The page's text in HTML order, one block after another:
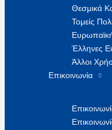
Θεσμικά
Τομείς
Έλληνες
Άλλοι
Επικοινωνία